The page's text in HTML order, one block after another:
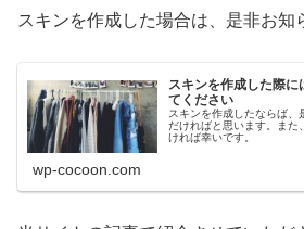
スキンを作成した場合は、是非お知
スキンを作成した際
てください
スキンを作成したならば、
だければと思います。また
ければ幸いです。
wp-cocoon.com